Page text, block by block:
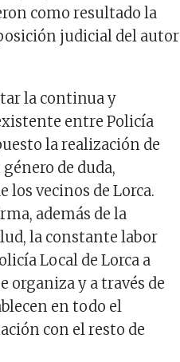
como resultado la
judicial del autor
la continua y
entre Policía
la realización de
de duda,
los vecinos de Lorca.
además de la
la constante labor
Local de Lorca a
organiza y a través de
en todo el
con el resto de